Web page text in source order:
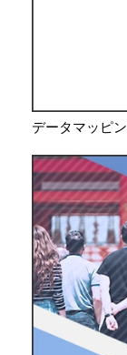
データマッピ